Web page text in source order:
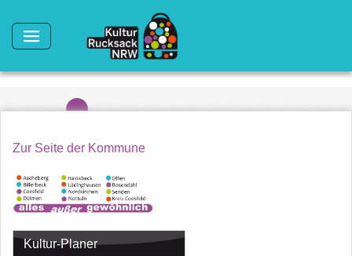
Zur Seite der Kommune
Kultur-Planer